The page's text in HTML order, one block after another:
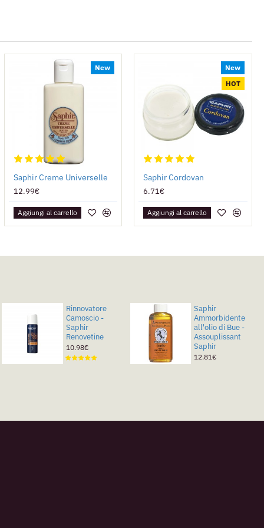
New
Saphir Creme Universelle
12.99€
Aggiungi al carrello
New
HOT
Saphir Cordovan
6.71€
Aggiungi al carrello
Tarrago Color
Dye Senza
Preparatore -
Tintura cambia
colore
4.88€
Rinnovatore
Camoscio -
Saphir
Renovetine
10.98€
Saphir
Ammorbidente
all'olio di Bue -
Assouplissant
Saphir
12.81€